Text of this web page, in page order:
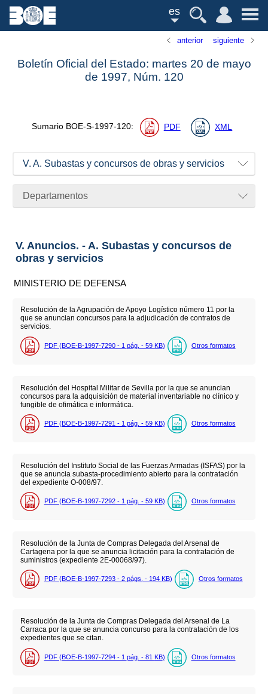
es
anterior siguiente
Boletín Oficial del Estado: martes 20 de mayo
de 1997, Núm. 120
Sumario BOE-S-1997-120: PDF XML
V. A. Subastas y concursos de obras y servicios
Departamentos
V. Anuncios. - A. Subastas y concursos de
obras y servicios
MINISTERIO DE DEFENSA
Resolución de la Agrupación de Apoyo Logístico número 11 por la
que se anuncian concursos para la adjudicación de contratos de
servicios.
PDF (BOE-B-1997-7290 - 1 pág. - 59 KB) Otros formatos
Resolución del Hospital Militar de Sevilla por la que se anuncian
concursos para la adquisición de material inventariable no clínico y
fungible de ofimática e informática.
PDF (BOE-B-1997-7291 - 1 pág. - 59 KB) Otros formatos
Resolución del Instituto Social de las Fuerzas Armadas (ISFAS) por la
que se anuncia subasta-procedimiento abierto para la contratación
del expediente O-008/97.
PDF (BOE-B-1997-7292 - 1 pág. - 59 KB) Otros formatos
Resolución de la Junta de Compras Delegada del Arsenal de
Cartagena por la que se anuncia licitación para la contratación de
suministros (expediente 2E-00068/97).
PDF (BOE-B-1997-7293 - 2 págs. - 194 KB) Otros formatos
Resolución de la Junta de Compras Delegada del Arsenal de La
Carraca por la que se anuncia concurso para la contratación de los
expedientes que se citan.
PDF (BOE-B-1997-7294 - 1 pág. - 81 KB) Otros formatos